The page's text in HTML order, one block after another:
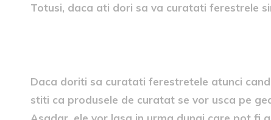
Totusi, daca ati dori sa va curatati ferestrele
Daca doriti sa curatati ferestretele atunci
stiti ca produsele de curatat se vor usca pe